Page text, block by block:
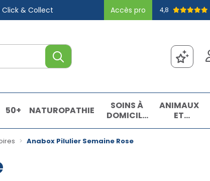
Click & Collect Accès pro 4,8
50+ NATUROPATHIE
SOINS À
DOMICILE
ET
SOINS
ANIMAUX
ET
INSECTES
Anabox Pilulier Semaine Rose